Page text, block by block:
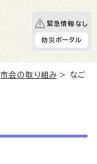
緊急情報なし
防災ポータル
市会の取り組み > なご